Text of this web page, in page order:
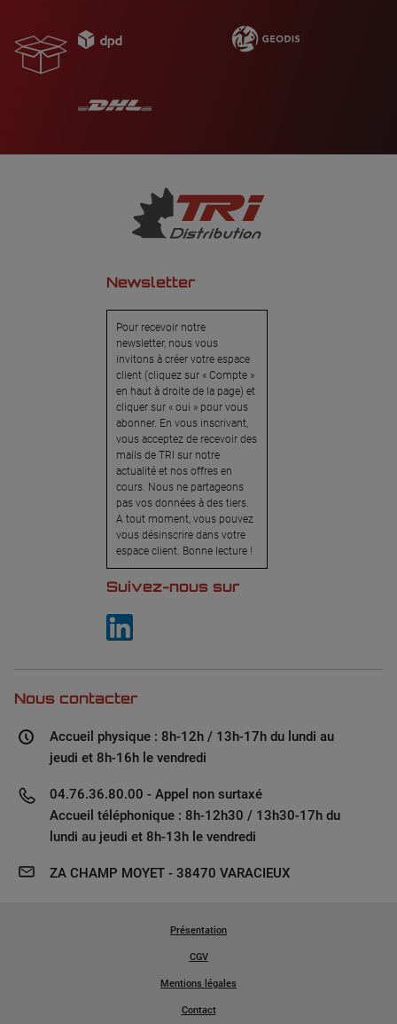
Newsletter
Pour recevoir notre
newsletter, nous vous
invitons à créer votre espace
client (cliquez sur « Compte »
en haut à droite de la page) et
cliquer sur « oui » pour vous
abonner. En vous inscrivant,
vous acceptez de recevoir des
mails de TRI sur notre
actualité et nos offres en
cours. Nous ne partageons
pas vos données à des tiers.
A tout moment, vous pouvez
vous désinscrire dans votre
espace client. Bonne lecture !
Suivez-nous sur
Nous contacter
Accueil physique : 8h-12h / 13h-17h du lundi au
jeudi et 8h-16h le vendredi
04.76.36.80.00 - Appel non surtaxé
Accueil téléphonique : 8h-12h30 / 13h30-17h du
lundi au jeudi et 8h-13h le vendredi
ZA CHAMP MOYET - 38470 VARACIEUX
Présentation
CGV
Mentions légales
Contact